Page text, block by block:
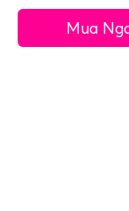
Mua